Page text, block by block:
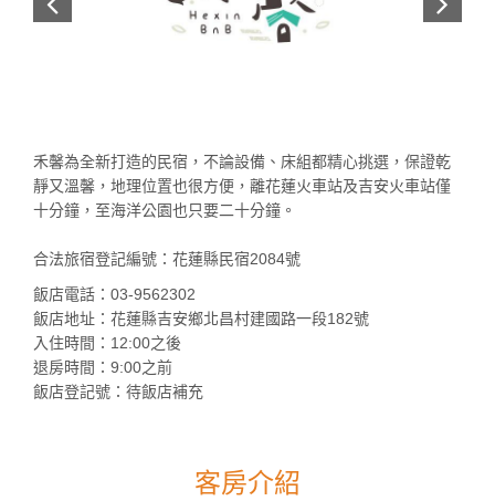
禾馨為全新打造的民宿，不論設備、床組都精心挑選，保證乾
靜又溫馨，地理位置也很方便，離花蓮火車站及吉安火車站僅
十分鐘，至海洋公園也只要二十分鐘。
合法旅宿登記編號：花蓮縣民宿2084號
飯店電話：03-9562302
飯店地址：花蓮縣吉安鄉北昌村建國路一段182號
入住時間：12:00之後
退房時間：9:00之前
飯店登記號：待飯店補充
客房介紹